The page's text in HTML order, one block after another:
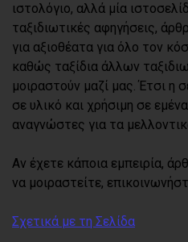
ιστολόγιο, αλλά μία
ταξιδιωτικές αφηγήσεις,
για αξιοθέατα για όλο τον
καθώς ταξίδια άλλων
μοιραστούν μαζί μας. Έτσι η
σε υλικό και χρήσιμη σε
αναγνώστες για τα
Αν έχετε κάποια εμπειρία,
να μοιραστείτε,
Σχετικά με τη Σελίδα